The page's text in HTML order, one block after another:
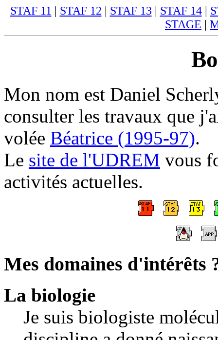
STAF 11 | STAF 12 | STAF 13 | STAF 14|
STAGE |
Mon nom est Daniel
consulter les travaux que
volée Béatrice (1995-97).
Le site de l'UDREM vous
activités actuelles.
Mes domaines d'intérêts
La biologie
Je suis biologiste